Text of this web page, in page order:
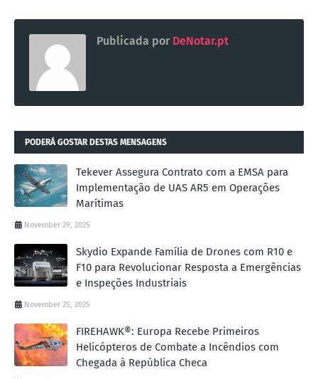
Publicada por DeNotar.pt
PODERÁ GOSTAR DESTAS MENSAGENS
Tekever Assegura Contrato com a EMSA para
Implementação de UAS AR5 em Operações
Marítimas
November 29, 2025
Skydio Expande Família de Drones com R10 e
F10 para Revolucionar Resposta a Emergências
e Inspeções Industriais
November 25, 2025
FIREHAWK®: Europa Recebe Primeiros
Helicópteros de Combate a Incêndios com
Chegada à República Checa